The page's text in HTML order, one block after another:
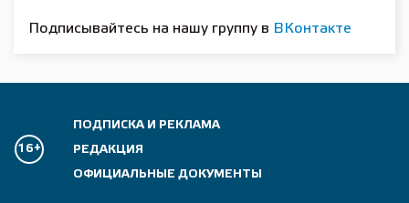
Подписывайтесь на нашу группу в ВКонтакте
16+
ПОДПИСКА И РЕКЛАМА
РЕДАКЦИЯ
ОФИЦИАЛЬНЫЕ ДОКУМЕНТЫ